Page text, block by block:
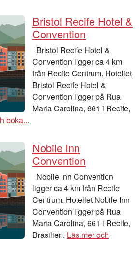
Bristol Recife Hotel &
Convention
Bristol Recife Hotel &
Convention ligger ca 4 km
från Recife Centrum. Hotellet
Bristol Recife Hotel &
Convention ligger på Rua
Maria Carolina, 661 i Recife,
boka...
Nobile Inn
Convention
Nobile Inn Convention
ligger ca 4 km från Recife
Centrum. Hotellet Nobile Inn
Convention ligger på Rua
Maria Carolina, 661 i Recife,
Brasilien. Läs mer och